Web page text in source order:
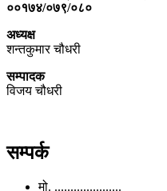
००१७४/०७९/०८०
अध्यक्ष
शन्तकुमार चौधरी
सम्पादक
विजय चौधरी
सम्पर्क
मो. .....................